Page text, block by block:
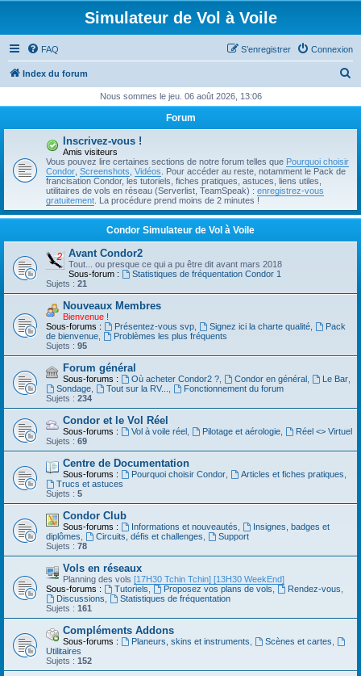
Simulateur de Vol à Voile
FAQ Connexion
S’enregistrer
Index du forum
h
h
Nous sommes le jeu. 06 août 2026, 13:06
Forum
Inscrivez-vous !
Amis visiteurs
Vous pouvez lire certaines sections de notre forum telles que Pourquoi choisir
Condor Screenshots Vidéos . Pour accéder au reste, notamment le Pack de
francisation Condor, les tutoriels, fiches pratiques, astuces, liens utiles,
utilitaires de vols en réseau (Serverlist, TeamSpeak) : enregistrez-vous
gratuitement . La procédure prend moins de 2 minutes !
Condor Simulateur de Vol à Voile
Avant Condor2
Tout... ou presque ce qui a pu être dit avant mars 2018
Sous-forum :
Statistiques de fréquentation Condor 1
Sujets : 21
Nouveaux Membres
Bienvenue !
Sous-forums :
Présentez-vous svp, Signez ici la charte qualité,
Pack
de bienvenue
Problèmes les plus fréquents
Sujets : 95
Forum général
Sous-forums : Où acheter Condor2 ?, Condor en général, Le Bar,
Sondage, Tout sur la RV...
Fonctionnement du forum
Sujets : 234
Condor et le Vol Réel
Sous-forums : Vol à voile réel, Pilotage et aérologie,
Réel <> Virtuel
Sujets : 69
Centre de Documentation
Sous-forums : Pourquoi choisir Condor, Articles et fiches pratiques
Trucs et astuces
Sujets : 5
Condor Club
Sous-forums : Informations et nouveautés
Insignes, badges et
diplômes
Circuits, défis et challenges
Support
Sujets : 78
Vols en réseaux
Planning des vols [17H30 Tchin Tchin] [13H30 WeekEnd]
Sous-forums :
Tutoriels Proposez vos plans de vols Rendez-vous
Discussions
Statistiques de fréquentation
Sujets : 161
Compléments Addons
Sous-forums : Planeurs, skins et instruments Scènes et cartes
Utilitaires
Sujets : 152